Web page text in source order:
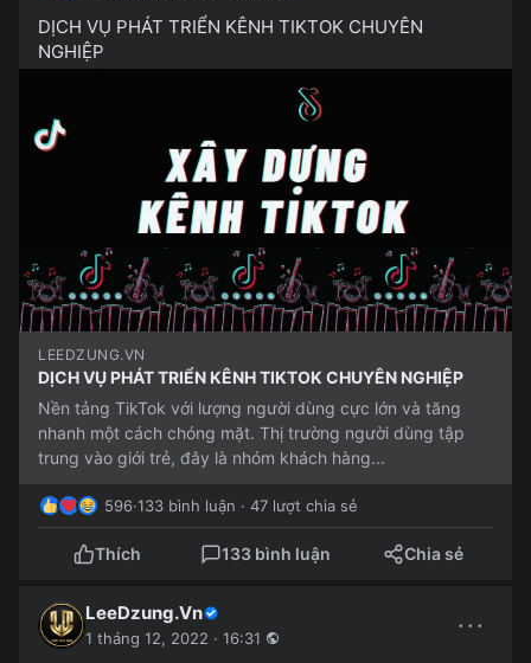
DỊCH VỤ PHÁT TRIỂN KÊNH TIKTOK CHUYÊN
NGHIỆP
LEEDZUNG.VN
DỊCH VỤ PHÁT TRIỂN KÊNH TIKTOK CHUYÊN NGHIỆP
Nền tảng TikTok với lượng người dùng cực lớn và tăng
nhanh một cách chóng mặt. Thị trường người dùng tập
trung vào giới trẻ, đây là nhóm khách hàng...
596·133 bình luận · 47 lượt chia sẻ
Thích 133 bình luận Chia sẻ
LeeDzung.Vn
1 tháng 12, 2022 · 16:31 ···